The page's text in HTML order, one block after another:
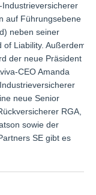
Industrieversicherer
auf Führungsebene
neben seiner
Liability. Außerdem:
der neue Präsident
CEO Amanda
neue Senior
RGA,
sowie der
SE gibt es